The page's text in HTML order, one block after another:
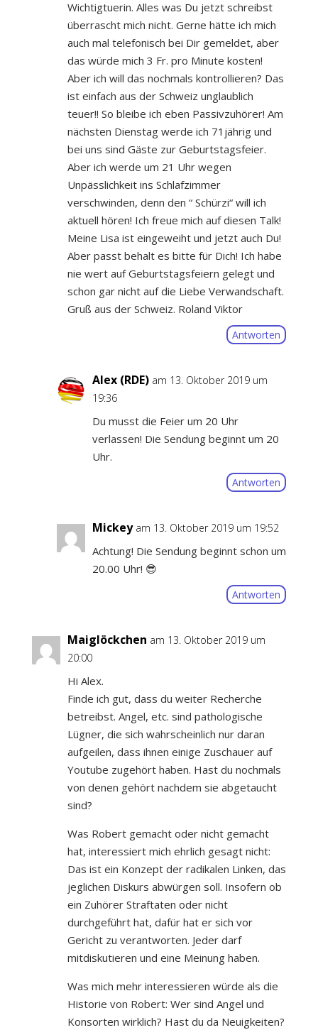
Wichtigtuerin. Alles was Du jetzt schreibst
überrascht mich nicht. Gerne hätte ich mich
auch mal telefonisch bei Dir gemeldet, aber
das würde mich 3 Fr. pro Minute kosten!
Aber ich will das nochmals kontrollieren? Das
ist einfach aus der Schweiz unglaublich
teuer!! So bleibe ich eben Passivzuhörer! Am
nächsten Dienstag werde ich 71jährig und
bei uns sind Gäste zur Geburtstagsfeier.
Aber ich werde um 21 Uhr wegen
Unpässlichkeit ins Schlafzimmer
verschwinden, denn den “ Schürzi“ will ich
aktuell hören! Ich freue mich auf diesen Talk!
Meine Lisa ist eingeweiht und jetzt auch Du!
Aber passt behalt es bitte für Dich! Ich habe
nie wert auf Geburtstagsfeiern gelegt und
schon gar nicht auf die Liebe Verwandschaft.
Gruß aus der Schweiz. Roland Viktor
Antworten
Alex (RDE) am 13. Oktober 2019 um
19:36
Du musst die Feier um 20 Uhr
verlassen! Die Sendung beginnt um 20
Uhr.
Antworten
Mickey am 13. Oktober 2019 um 19:52
Achtung! Die Sendung beginnt schon um
20.00 Uhr! 😎
Antworten
Maiglöckchen am 13. Oktober 2019 um
20:00
Hi Alex.
Finde ich gut, dass du weiter Recherche
betreibst. Angel, etc. sind pathologische
Lügner, die sich wahrscheinlich nur daran
aufgeilen, dass ihnen einige Zuschauer auf
Youtube zugehört haben. Hast du nochmals
von denen gehört nachdem sie abgetaucht
sind?
Was Robert gemacht oder nicht gemacht
hat, interessiert mich ehrlich gesagt nicht:
Das ist ein Konzept der radikalen Linken, das
jeglichen Diskurs abwürgen soll. Insofern ob
ein Zuhörer Straftaten oder nicht
durchgeführt hat, dafür hat er sich vor
Gericht zu verantworten. Jeder darf
mitdiskutieren und eine Meinung haben.
Was mich mehr interessieren würde als die
Historie von Robert: Wer sind Angel und
Konsorten wirklich? Hast du da Neuigkeiten?